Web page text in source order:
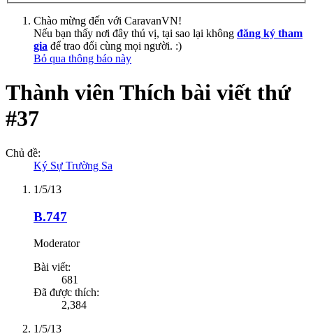
Chào mừng đến với CaravanVN!
Nếu bạn thấy nơi đây thú vị, tại sao lại không đăng ký tham
gia để trao đổi cùng mọi người. :)
Bỏ qua thông báo này
Thành viên Thích bài viết thứ
#37
Chủ đề:
Ký Sự Trường Sa
1/5/13
B.747
Moderator
Bài viết:
681
Đã được thích:
2,384
1/5/13